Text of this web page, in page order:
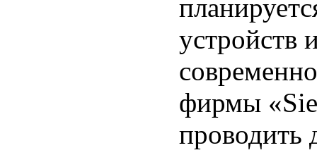
устройств
фирмы
проводить